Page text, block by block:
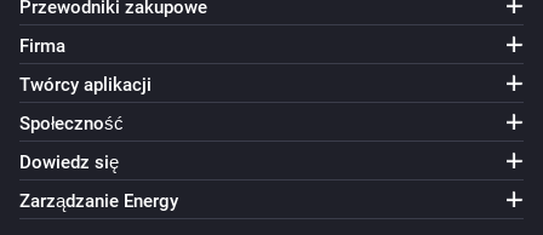
Przewodniki zakupowe
Firma
Twórcy aplikacji
Społeczność
Dowiedz się
Zarządzanie Energy